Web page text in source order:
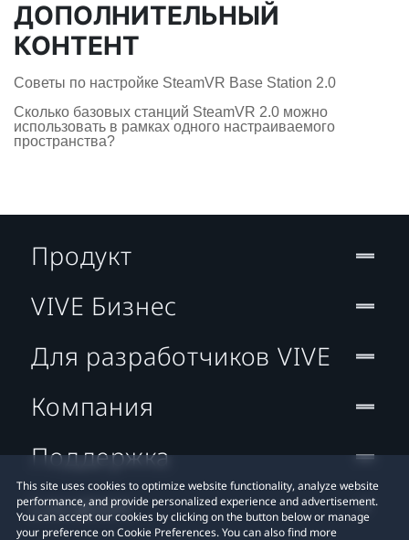
ДОПОЛНИТЕЛЬНЫЙ
КОНТЕНТ
Советы по настройке SteamVR Base Station 2.0
Сколько базовых станций SteamVR 2.0 можно
использовать в рамках одного настраиваемого
пространства?
This site uses cookies to optimize website functionality, analyze website
performance, and provide personalized experience and advertisement.
You can accept our cookies by clicking on the button below or manage
your preference on Cookie Preferences. You can also find more
Продукт
VIVE Бизнес
Для разработчиков VIVE
Компания
Поддержка
Location